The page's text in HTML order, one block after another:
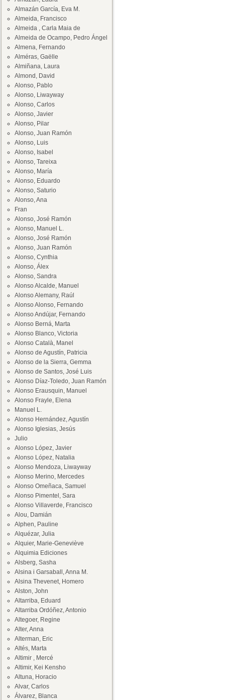
Almazán García, Eva M.
Almeida, Francisco
Almeida , Carla Maia de
Almeida de Ocampo, Pedro Ángel
Almena, Fernando
Alméras, Gaëlle
Almiñana, Laura
Almond, David
Alonso, Pablo
Alonso, Liwayway
Alonso, Carlos
Alonso, Javier
Alonso, Pilar
Alonso, Juan Ramón
Alonso, Luis
Alonso, Isabel
Alonso, Tareixa
Alonso, María
Alonso, Eduardo
Alonso, Saturio
Alonso, Ana
Fran
Alonso, José Ramón
Alonso, Manuel L.
Alonso, José Ramón
Alonso, Juan Ramón
Alonso, Cynthia
Alonso, Álex
Alonso, Sandra
Alonso Alcalde, Manuel
Alonso Alemany, Raúl
Alonso Alonso, Fernando
Alonso Andújar, Fernando
Alonso Berná, Marta
Alonso Blanco, Victoria
Alonso Català, Manel
Alonso de Agustín, Patricia
Alonso de la Sierra, Gemma
Alonso de Santos, José Luis
Alonso Díaz-Toledo, Juan Ramón
Alonso Erausquin, Manuel
Alonso Frayle, Elena
Manuel L.
Alonso Hernández, Agustín
Alonso Iglesias, Jesús
Julio
Alonso López, Javier
Alonso López, Natalia
Alonso Mendoza, Liwayway
Alonso Merino, Mercedes
Alonso Omeñaca, Samuel
Alonso Pimentel, Sara
Alonso Villaverde, Francisco
Alou, Damián
Alphen, Pauline
Alquézar, Julia
Alquier, Marie-Geneviève
Alquimia Ediciones
Alsberg, Sasha
Alsina i Garsaball, Anna M.
Alsina Thevenet, Homero
Alston, John
Altarriba, Eduard
Altarriba Ordóñez, Antonio
Altegoer, Regine
Alter, Anna
Alterman, Eric
Altés, Marta
Altimir , Mercé
Altimir, Kei Kensho
Altuna, Horacio
Alvar, Carlos
Álvarez, Blanca